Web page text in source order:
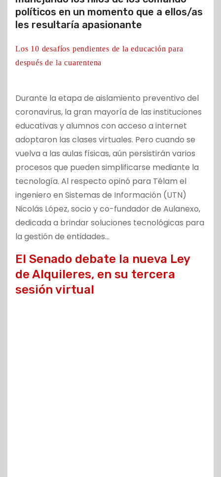
políticos en un momento que a ellos/as
les resultaría apasionante
Los 10 desafíos pendientes de la educación para
después de la cuarentena
Durante la etapa de aislamiento preventivo del
coronavirus, la gran mayoría de las instituciones
educativas y alumnos con acceso a internet
adoptaron las clases virtuales. Pero cuando se
vuelva a las aulas físicas, aún persistirán varios
procesos que pueden simplificarse mediante la
tecnología. Al respecto opinó para Télam el
ingeniero en Sistemas de Información (UTN)
Nicolás López, socio y co-fundador de Aulanexo,
dedicada a brindar soluciones tecnológicas para
la gestión de entidades…
El Senado debate la nueva Ley
de Alquileres, en su tercera
sesión virtual